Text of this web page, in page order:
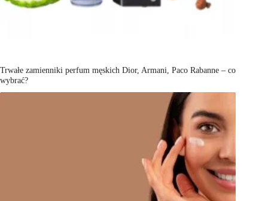
Trwałe zamienniki perfum męskich Dior, Armani, Paco Rabanne – co
wybrać?